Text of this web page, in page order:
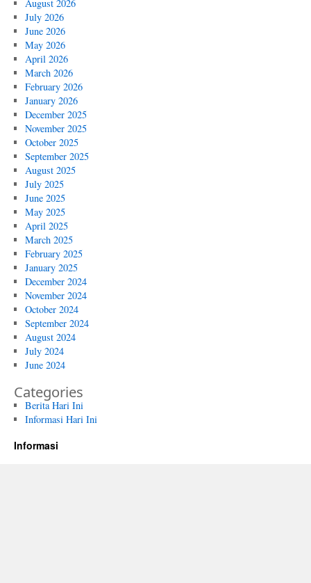
August 2026
July 2026
June 2026
May 2026
April 2026
March 2026
February 2026
January 2026
December 2025
November 2025
October 2025
September 2025
August 2025
July 2025
June 2025
May 2025
April 2025
March 2025
February 2025
January 2025
December 2024
November 2024
October 2024
September 2024
August 2024
July 2024
June 2024
Categories
Berita Hari Ini
Informasi Hari Ini
Informasi